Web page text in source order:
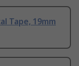
Tape, 19mm